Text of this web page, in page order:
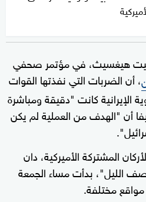
بيت هيغسيث، في مؤتمر صحفي
، أن الضربات التي نفذتها القوات
الإيرانية كانت "دقيقة ومباشرة
أن "الهدف من العملية لم يكن
المشتركة الأميركية، دان
الليل"، بدأت مساء الجمعة